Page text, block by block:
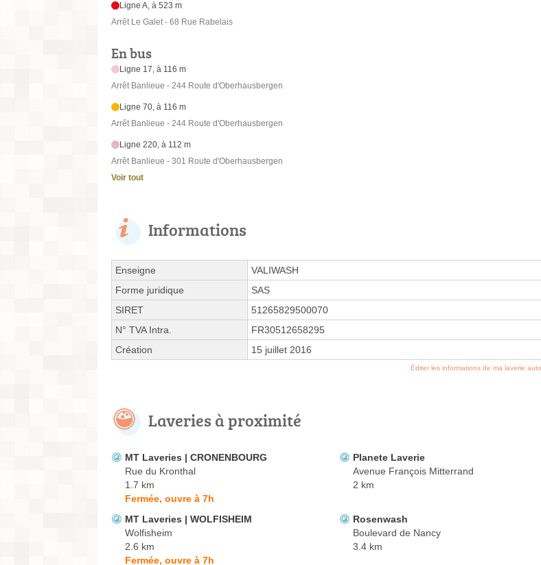
Ligne A, à 523 m
Arrêt Le Galet - 68 Rue Rabelais
En bus
Ligne 17, à 116 m
Arrêt Banlieue - 244 Route d'Oberhausbergen
Ligne 70, à 116 m
Arrêt Banlieue - 244 Route d'Oberhausbergen
Ligne 220, à 112 m
Arrêt Banlieue - 301 Route d'Oberhausbergen
Voir tout
Informations
Enseigne
VALIWASH
Forme juridique
SAS
SIRET
51265829500070
N° TVA Intra.
FR30512658295
Création
15 juillet 2016
Éditer les informations de ma laverie
Laveries à proximité
MT Laveries | CRONENBOURG
Rue du Kronthal
1.7 km
Fermée, ouvre à 7h
Planete Laverie
Avenue François Mitterrand
2 km
MT Laveries | WOLFISHEIM
Wolfisheim
2.6 km
Fermée, ouvre à 7h
Rosenwash
Boulevard de Nancy
3.4 km